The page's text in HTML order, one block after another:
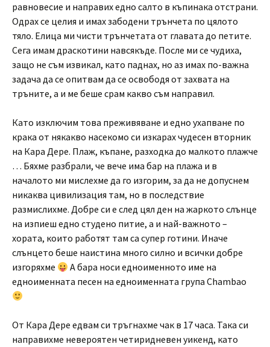
равновесие и направих едно салто в къпинака отстрани.
Одрах се целия и имах забодени трънчета по цялото
тяло. Елица ми чисти трънчетата от главата до петите.
Сега имам драскотини навсякъде. После ми се чудиха,
защо не съм извикал, като паднах, но аз имах по-важна
задача да се опитвам да се освободя от захвата на
тръните, а и ме беше срам какво съм направил.
Като изключим това преживяване и едно ухапване по
крака от някакво насекомо си изкарах чудесен вторник
на Кара Дере. Плаж, къпане, разходка до малкото плажче
… Бяхме разбрали, че вече има бар на плажа и в
началото ми мислехме да го изгорим, за да не допуснем
никаква цивилизация там, но в последствие
размислихме. Добре си е след цял ден на жаркото слънце
на изпиеш едно студено питие, а и най-важното –
хората, които работят там са супер готини. Иначе
слънцето беше наистина много силно и всички добре
изгоряхме
А бара носи едноименното име на
едноименната песен на едноименната група Chambao
От Кара Дере едвам си тръгнахме чак в 17 часа. Така си
направихме невероятен четиридневен уикенд, като